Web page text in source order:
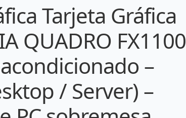
Tarjeta Gráfica
QUADRO FX1100
–
/ Server) –